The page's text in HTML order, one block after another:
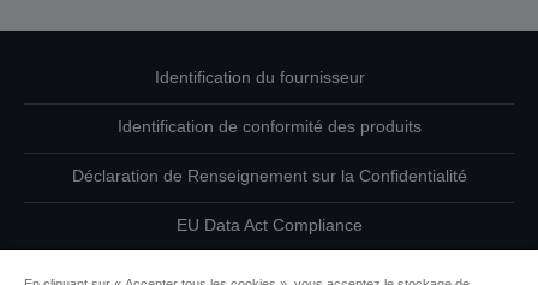
Identification du fournisseur
Identification de conformité des produits
Déclaration de Renseignement sur la Confidentialité
EU Data Act Compliance